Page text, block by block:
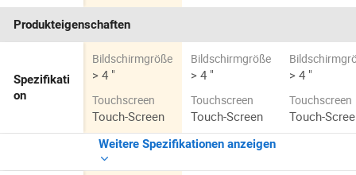
Produkteigenschaften
Spezifikati
on
Bildschirmgröße
> 4 "
Touchscreen
Touch-Screen
Bildschirmgröße
> 4 "
Touchscreen
Touch-Screen
> 4 "
Touchscreen
Touch-
Weitere Spezifikationen anzeigen